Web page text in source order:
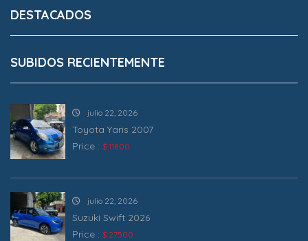
DESTACADOS
SUBIDOS RECIENTEMENTE
julio 22, 2026
Toyota Yaris 2007
Price : $ 11800
julio 22, 2026
Suzuki Swift 2026
Price : $ 27500